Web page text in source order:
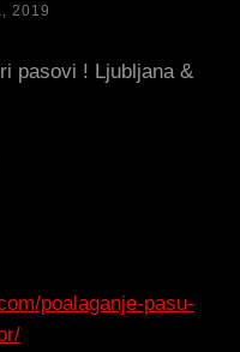
2019
pasovi ! Ljubljana &
poalaganje-pasu-